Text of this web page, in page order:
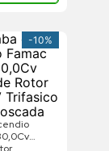
-10%